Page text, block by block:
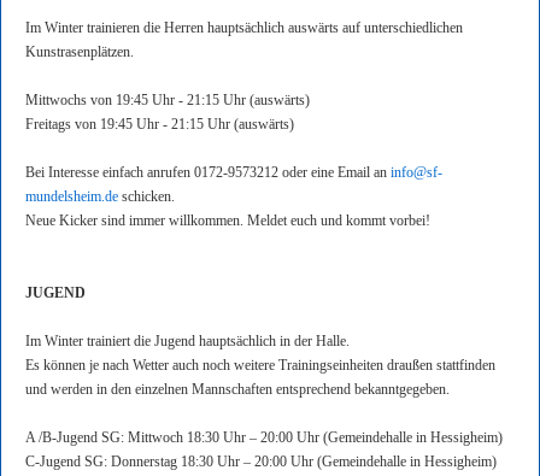
Im Winter trainieren die Herren hauptsächlich auswärts auf unterschiedlichen
Kunstrasenplätzen.
Mittwochs von 19:45 Uhr - 21:15 Uhr (auswärts)
Freitags von 19:45 Uhr - 21:15 Uhr (auswärts)
Bei Interesse einfach anrufen 0172-9573212 oder eine Email an info@sf-
mundelsheim.de schicken.
Neue Kicker sind immer willkommen. Meldet euch und kommt vorbei!
JUGEND
Im Winter trainiert die Jugend hauptsächlich in der Halle.
Es können je nach Wetter auch noch weitere Trainingseinheiten draußen stattfinden
und werden in den einzelnen Mannschaften entsprechend bekanntgegeben.
A /B-Jugend SG: Mittwoch 18:30 Uhr – 20:00 Uhr (Gemeindehalle in Hessigheim)
C-Jugend SG: Donnerstag 18:30 Uhr – 20:00 Uhr (Gemeindehalle in Hessigheim)